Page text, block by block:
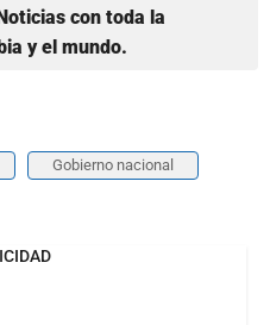
con toda la
y el mundo.
Gobierno nacional